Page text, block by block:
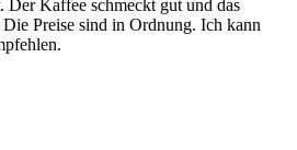
Der Kaffee schmeckt gut und das
Preise sind in Ordnung. Ich kann